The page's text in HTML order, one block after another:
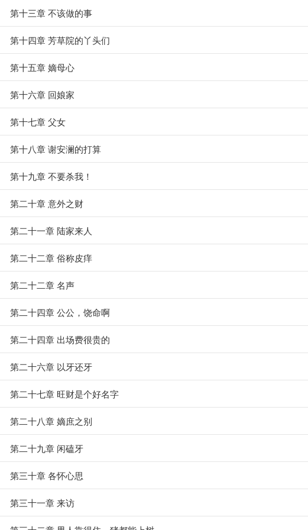
第十三章 不该做的事
第十四章 芳草院的丫头们
第十五章 嫡母心
第十六章 回娘家
第十七章 父女
第十八章 谢安澜的打算
第十九章 不要杀我！
第二十章 意外之财
第二十一章 陆家来人
第二十二章 俗称皮痒
第二十二章 名声
第二十四章 公公，饶命啊
第二十四章 出场费很贵的
第二十六章 以牙还牙
第二十七章 旺财是个好名字
第二十八章 嫡庶之别
第二十九章 闲磕牙
第三十章 各怀心思
第三十一章 来访